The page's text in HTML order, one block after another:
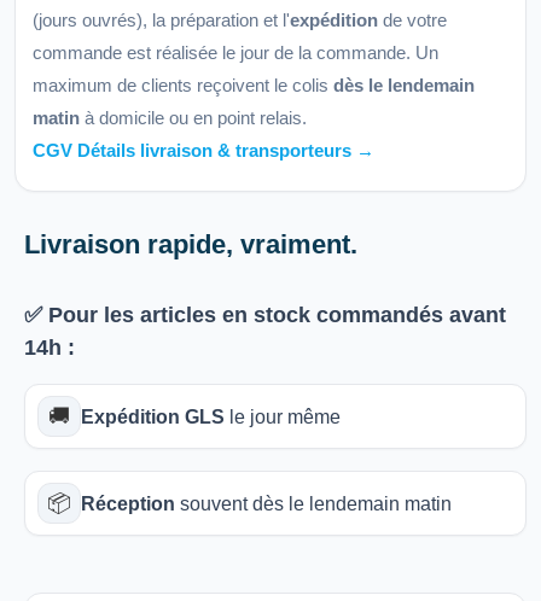
(jours ouvrés), la préparation et l'expédition de votre
commande est réalisée le jour de la commande. Un
maximum de clients reçoivent le colis dès le lendemain
matin à domicile ou en point relais.
CGV Détails livraison & transporteurs →
Livraison rapide, vraiment.
✅ Pour les articles en stock commandés avant
14h :
🚚 Expédition GLS le jour même
📦 Réception souvent dès le lendemain matin